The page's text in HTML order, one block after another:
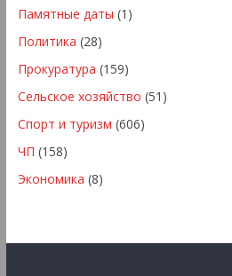
Памятные даты (1)
Политика (28)
Прокуратура (159)
Сельское хозяйство (51)
Спорт и туризм (606)
ЧП (158)
Экономика (8)